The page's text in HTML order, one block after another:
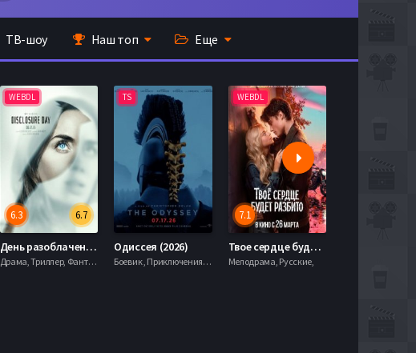
ТВ-шоу Наш топ Еще
WEBDL
6.7
6.3
День разоблачения (2026)
Драма, Триллер, Фантастика,
TS
Одиссея (2026)
Боевик , Приключения, Фэнтези,
WEBDL
7.1
Твое сердце будет разбито (2026)
Мелодрама, Русские,